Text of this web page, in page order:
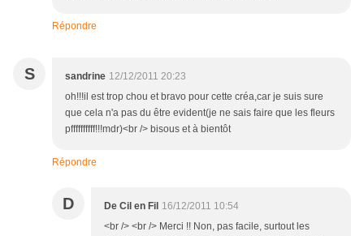
Répondre
S sandrine 12/12/2011 20:23
oh!!!il est trop chou et bravo pour cette créa,car je suis sure
que cela n'a pas du être evident(je ne sais faire que les fleurs
pffffffffff!!!mdr)<br /> bisous et à bientôt
Répondre
D De Cil en Fil 16/12/2011 10:54
<br /> <br /> Merci !! Non, pas facile, surtout les